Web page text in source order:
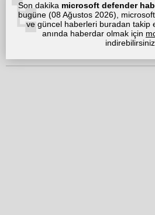
Son dakika microsoft defender
bugüne (08 Ağustos 2026),
ve güncel haberleri buradan takip
anında haberdar olmak için